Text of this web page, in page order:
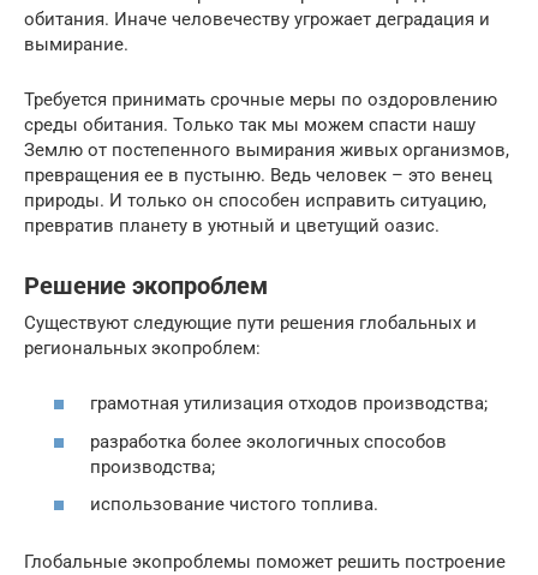
обитания. Иначе человечеству угрожает деградация и
вымирание.
Требуется принимать срочные меры по оздоровлению
среды обитания. Только так мы можем спасти нашу
Землю от постепенного вымирания живых организмов,
превращения ее в пустыню. Ведь человек – это венец
природы. И только он способен исправить ситуацию,
превратив планету в уютный и цветущий оазис.
Решение экопроблем
Существуют следующие пути решения глобальных и
региональных экопроблем:
грамотная утилизация отходов производства;
разработка более экологичных способов
производства;
использование чистого топлива.
Глобальные экопроблемы поможет решить построение